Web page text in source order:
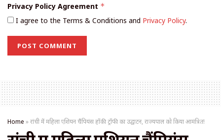
Privacy Policy Agreement *
I agree to the Terms & Conditions and Privacy Policy.
Home »रांची में महिला एशियन चैंपियंस हॉकी ट्रॉफी का उद्घाटन, राज्यपाल को किया आमंत्रित!